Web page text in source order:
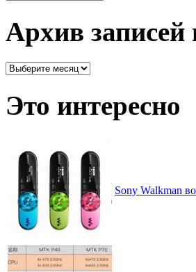
Архив
Архив
месяцам
Это интересно
Sony Walkman